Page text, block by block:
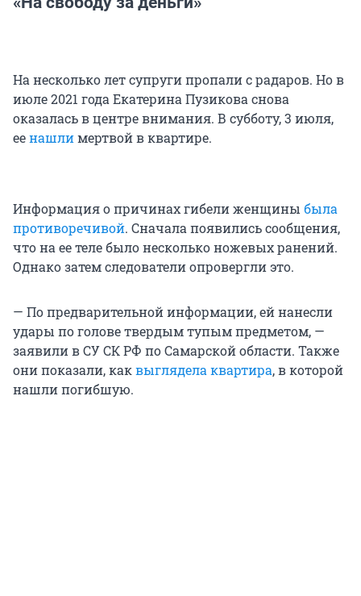
На несколько лет супруги пропали с радаров. Но в
июле 2021 года Екатерина Пузикова снова
оказалась в центре внимания. В субботу, 3 июля,
еенашлимертвой в квартире.
Информация о причинах гибели женщины была
противоречивой. Сначала появились сообщения,
что на ее теле было несколько ножевых ранений.
Однако затем следователи опровергли это.
— По предварительной информации, ей нанесли
удары по голове твердым тупым предметом, —
заявили в СУ СК РФ по Самарской области. Также
они показали, каквыглядела квартира, в которой
нашли погибшую.